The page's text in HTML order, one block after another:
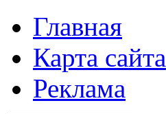
Главная
Карта сайта
Реклама